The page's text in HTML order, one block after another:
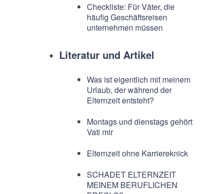
Checkliste: Für Väter, die
häufig Geschäftsreisen
unternehmen müssen
Literatur und Artikel
Was ist eigentlich mit meinem
Urlaub, der während der
Elternzeit entsteht?
Montags und dienstags gehört
Vati mir
Elternzeit ohne Karriereknick
SCHADET ELTERNZEIT
MEINEM BERUFLICHEN